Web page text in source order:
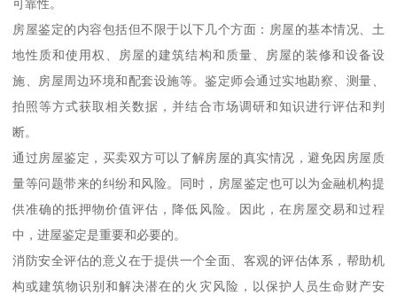
可靠性。
房屋鉴定的内容包括但不限于以下几个方面：房屋的基本情况、土
地性质和使用权、房屋的建筑结构和质量、房屋的装修和设备设
施、房屋周边环境和配套设施等。鉴定师会通过实地勘察、测量、
拍照等方式获取相关数据，并结合市场调研和知识进行评估和判
断。
通过房屋鉴定，买卖双方可以了解房屋的真实情况，避免因房屋质
量等问题带来的纠纷和风险。同时，房屋鉴定也可以为金融机构提
供准确的抵押物价值评估，降低风险。因此，在房屋交易和过程
中，进屋鉴定是重要和必要的。
消防安全评估的意义在于提供一个全面、客观的评估体系，帮助机
构或建筑物识别和解决潜在的火灾风险，以保护人员生命财产安